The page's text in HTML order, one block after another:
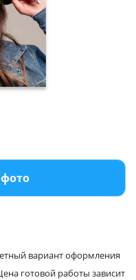
вариант оформления
готовой работы зависит